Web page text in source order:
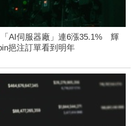
「AI伺服器廠」連6漲35.1% 輝
挹注訂單看到明年